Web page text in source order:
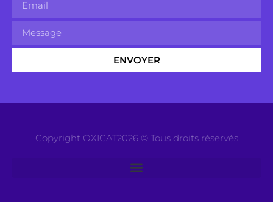
ENVOYER
Copyright OXICAT2026 © Tous droits réservés